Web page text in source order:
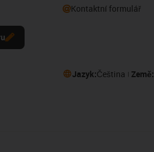
Kontaktní formulář
Jazyk:Čeština Země: